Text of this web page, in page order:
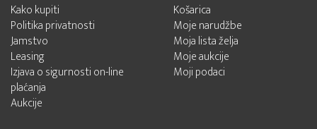
Kako kupiti
Politika privatnosti
Jamstvo
Leasing
Izjava o sigurnosti on-line
plaćanja
Aukcije
Košarica
Moje narudžbe
Moja lista želja
Moje aukcije
Moji podaci